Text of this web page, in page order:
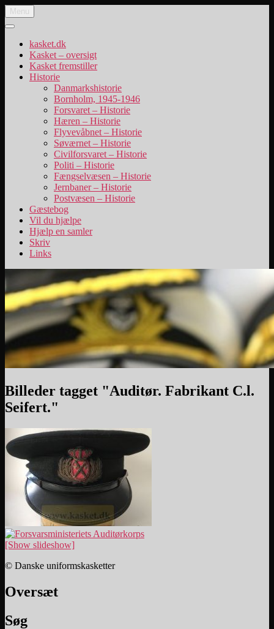
Videre
til
indhold
Danske uniformskasketter
uniformskasketter og lidt historie
Menu
kasket.dk
Kasket – oversigt
Kasket fremstiller
Historie
Danmarkshistorie
Bornholm, 1945-1946
Forsvaret – Historie
Hæren – Historie
Flyvevåbnet – Historie
Søværnet – Historie
Civilforsvaret – Historie
Politi – Historie
Fængselvæsen – Historie
Jernbaner – Historie
Postvæsen – Historie
Gæstebog
Vil du hjælpe
Hjælp en samler
Skriv
Links
Billeder tagget "Auditør. Fabrikant C.l.
Seifert."
[Show slideshow]
© Danske uniformskasketter
Oversæt
Søg